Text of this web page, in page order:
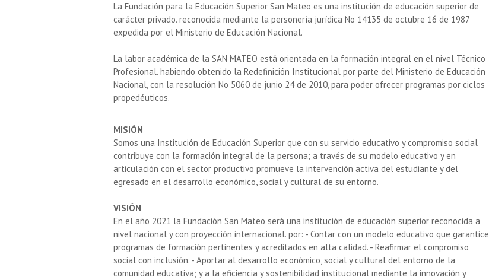
La Fundación para la Educación Superior San Mateo es una institución de educación superior de
carácter privado. reconocida mediante la personería jurídica No 14135 de octubre 16 de 1987
expedida por el Ministerio de Educación Nacional.
La labor académica de la SAN MATEO está orientada en la formación integral en el nivel Técnico
Profesional. habiendo obtenido la Redefinición Institucional por parte del Ministerio de Educación
Nacional, con la resolución No 5060 de junio 24 de 2010, para poder ofrecer programas por ciclos
propedéuticos.
MISIÓN
Somos una Institución de Educación Superior que con su servicio educativo y compromiso social
contribuye con la formación integral de la persona; a través de su modelo educativo y en
articulación con el sector productivo promueve la intervención activa del estudiante y del
egresado en el desarrollo económico, social y cultural de su entorno.
VISIÓN
En el año 2021 la Fundación San Mateo será una institución de educación superior reconocida a
nivel nacional y con proyección internacional. por: - Contar con un modelo educativo que garantice
programas de formación pertinentes y acreditados en alta calidad. - Reafirmar el compromiso
social con inclusión. - Aportar al desarrollo económico, social y cultural del entorno de la
comunidad educativa; y a la eficiencia y sostenibilidad institucional mediante la innovación y